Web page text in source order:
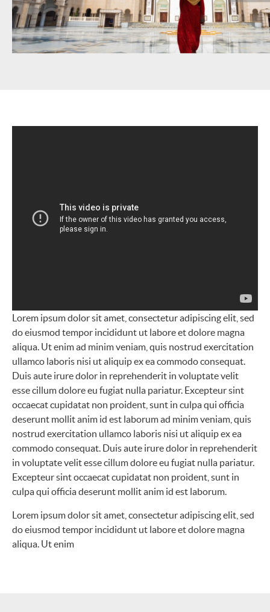
Lorem ipsum dolor sit amet, consectetur adipiscing elit, sed
do eiusmod tempor incididunt ut labore et dolore magna
aliqua. Ut enim ad minim veniam, quis nostrud exercitation
ullamco laboris nisi ut aliquip ex ea commodo consequat.
Duis aute irure dolor in reprehenderit in voluptate velit
esse cillum dolore eu fugiat nulla pariatur. Excepteur sint
occaecat cupidatat non proident, sunt in culpa qui officia
deserunt mollit anim id est laborum ad minim veniam, quis
nostrud exercitation ullamco laboris nisi ut aliquip ex ea
commodo consequat. Duis aute irure dolor in reprehenderit
in voluptate velit esse cillum dolore eu fugiat nulla pariatur.
Excepteur sint occaecat cupidatat non proident, sunt in
culpa qui officia deserunt mollit anim id est laborum.
Lorem ipsum dolor sit amet, consectetur adipiscing elit, sed
do eiusmod tempor incididunt ut labore et dolore magna
aliqua. Ut enim